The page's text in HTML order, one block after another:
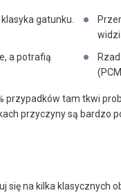
gatunku.
a potrafią
przypadków tam tkwi
przyczyny są bardzo
się na kilka klasycznych